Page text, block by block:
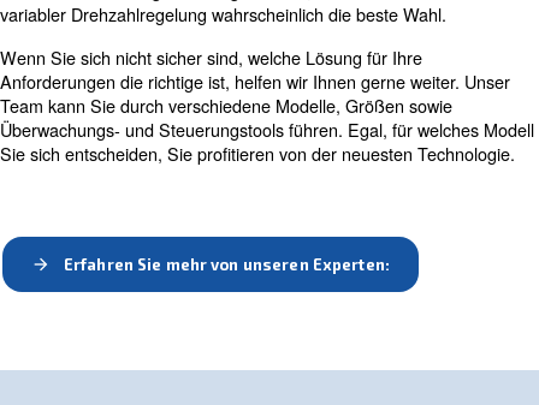
Ist ein kleiner oder
Druckluftkompressor
geeignet?
welche Größe und welcher Typ von Maschine geeignet